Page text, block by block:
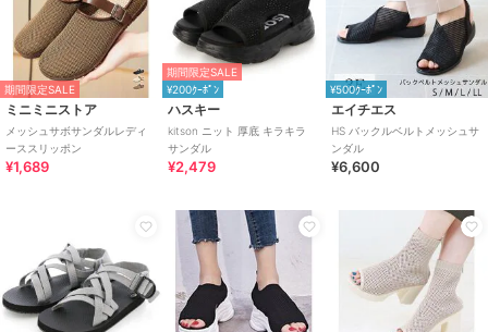
期間限定SALE
ミニミニストア
メッシュサボサンダルレディ
ーススリッポン
¥1,689
期間限定SALE
¥200ｸｰﾎﾟﾝ
ハスキー
kitson ニット 厚底 キラキラ
サンダル
¥2,479
¥500ｸｰﾎﾟﾝ
エイチエス
HS バックルベルトメッシュサ
ンダル
¥6,600